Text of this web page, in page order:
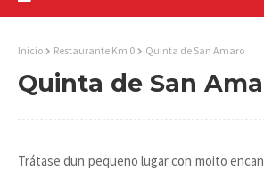
Inicio Restaurante Km 0 Quinta de San Amaro
Quinta de San
Trátase dun pequeno lugar con moito